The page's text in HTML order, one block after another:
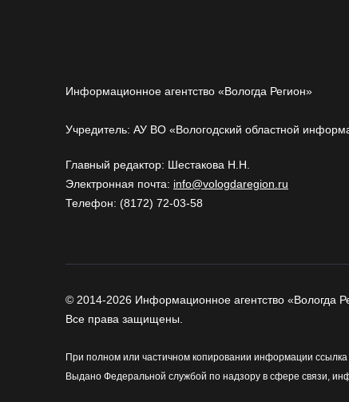
Информационное агентство «Вологда Регион»
Учредитель: АУ ВО «Вологодский областной
Главный редактор: Шестакова Н.Н.
Электронная почта: info@vologdaregion.ru
Телефон: (8172) 72-03-58
© 2014-2026 Информационное агентство «Вологда
Все права защищены.
При полном или частичном копировании информации
Выдано Федеральной службой по надзору в сфере связи,